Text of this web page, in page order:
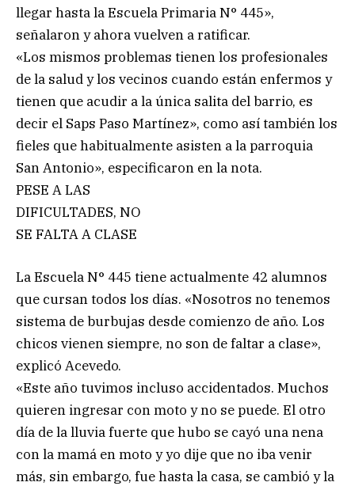
llegar hasta la Escuela Primaria N° 445»,
señalaron y ahora vuelven a ratificar.
«Los mismos problemas tienen los profesionales
de la salud y los vecinos cuando están enfermos y
tienen que acudir a la única salita del barrio, es
decir el Saps Paso Martínez», como así también los
fieles que habitualmente asisten a la parroquia
San Antonio», especificaron en la nota.
PESE A LAS
DIFICULTADES, NO
SE FALTA A CLASE
La Escuela N° 445 tiene actualmente 42 alumnos
que cursan todos los días. «Nosotros no tenemos
sistema de burbujas desde comienzo de año. Los
chicos vienen siempre, no son de faltar a clase»,
explicó Acevedo.
«Este año tuvimos incluso accidentados. Muchos
quieren ingresar con moto y no se puede. El otro
día de la lluvia fuerte que hubo se cayó una nena
con la mamá en moto y yo dije que no iba venir
más, sin embargo, fue hasta la casa, se cambió y la